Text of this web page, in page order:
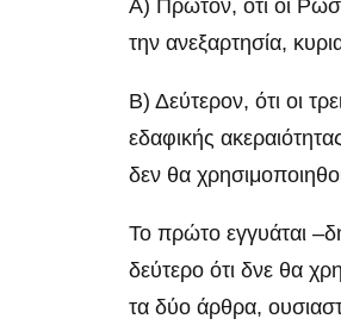
Α) Πρώτον, ότι οι
την ανεξαρτησία,
Β) Δεύτερον, ότι οι
εδαφικής
δεν θα
Το πρώτο εγγυάται
δεύτερο ότι δνε θα
τα δύο άρθρα,